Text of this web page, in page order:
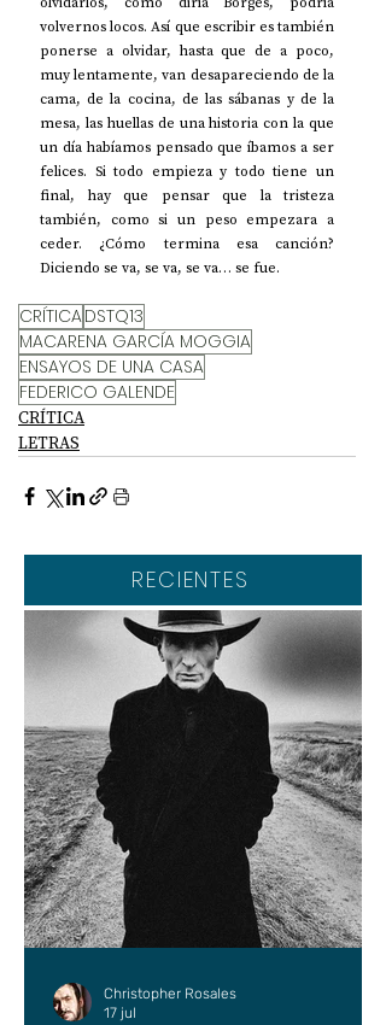
volvernos locos. Así que escribir es también
ponerse a olvidar, hasta que de a poco,
muy lentamente, van desapareciendo de la
cama, de la cocina, de las sábanas y de la
mesa, las huellas de una historia con la que
un día habíamos pensado que íbamos a ser
felices. Si todo empieza y todo tiene un
final, hay que pensar que la tristeza
también, como si un peso empezara a
ceder. ¿Cómo termina esa canción?
Diciendo se va, se va, se va… se fue.
CRÍTICADSTQ13
MACARENA GARCÍA MOGGIA
ENSAYOS DE UNA CASA
FEDERICO GALENDE
CRÍTICA
LETRAS
RECIENTES
Christopher Rosales
17 jul